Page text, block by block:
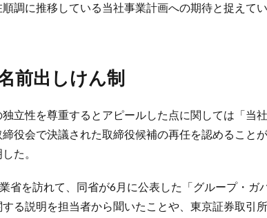
調に推移している当社事業計画への期待と捉えて
前出しけん制
立性を尊重するとアピールした点に関しては「当
役会で決議された取締役候補の再任を認めること
た。
省を訪れて、同省が6月に公表した「グループ・ガ
る説明を担当者から聞いたことや、東京証券取引